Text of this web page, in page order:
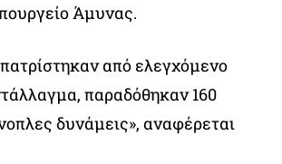
Άμυνας.
από ελεγχόμενο
παραδόθηκαν 160
δυνάμεις», αναφέρεται